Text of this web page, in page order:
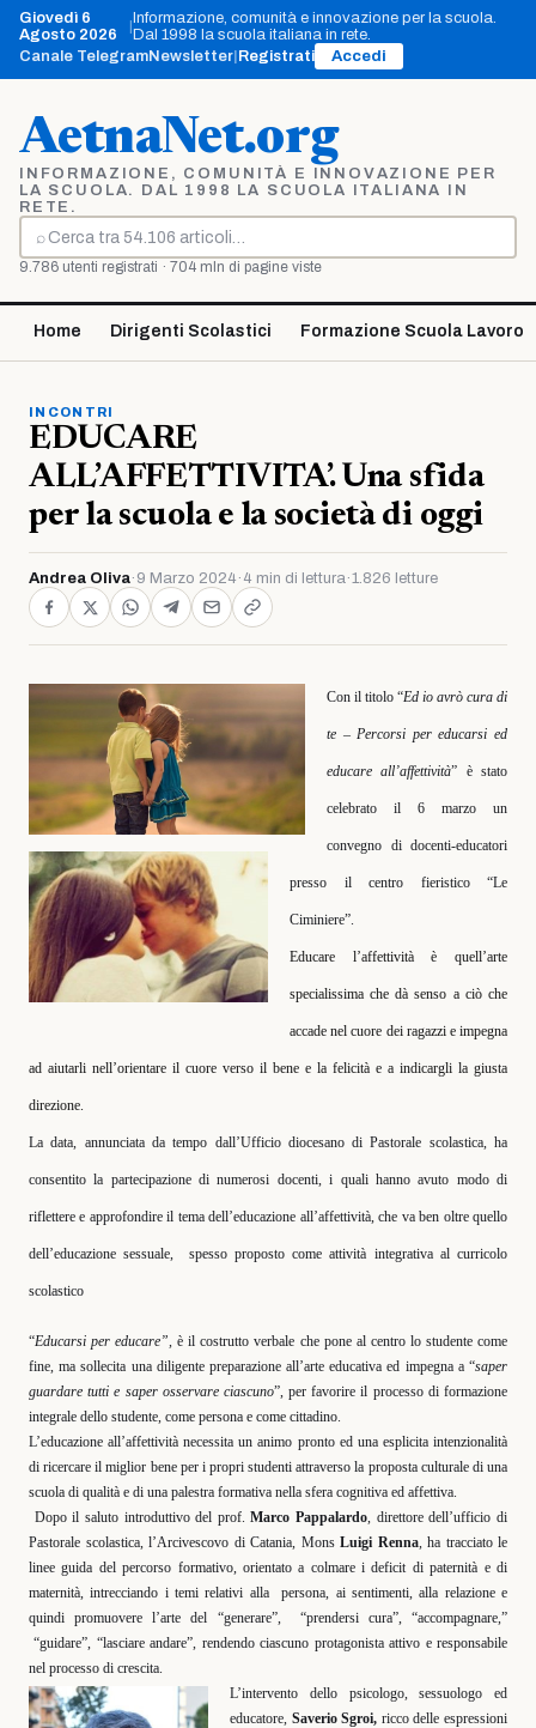
Vai
contenuto
Giovedì 6
Agosto 2026
Informazione, comunità e innovazione per la scuola.
Dal 1998 la scuola italiana in rete.
Canale TelegramNewsletter Registrati Accedi
AetnaNet.org
INFORMAZIONE, COMUNITÀ E INNOVAZIONE PER
LA SCUOLA. DAL 1998 LA SCUOLA ITALIANA IN
RETE.
⌕
Cerca
9.786 utenti registrati · 704 mln di pagine viste
Home Dirigenti Scolastici Formazione Scuola Lavoro
INCONTRI
EDUCARE
ALL’AFFETTIVITA’. Una sfida
per la scuola e la società di oggi
Andrea Oliva· 9 Marzo 2024 · 4 min di lettura·1.826 letture
Con il titolo “Ed io avrò cura di
te – Percorsi per educarsi ed
educare all’affettività” è stato
celebrato il 6 marzo un
convegno di docenti-educatori
presso il centro fieristico “Le
Ciminiere”.
Educare l’affettività è quell’arte
specialissima che dà senso a ciò che
accade nel cuore dei ragazzi e impegna
ad aiutarli nell’orientare il cuore verso il bene e la felicità e a indicargli la giusta
direzione.
La data, annunciata da tempo dall’Ufficio diocesano di Pastorale scolastica, ha
consentito la partecipazione di numerosi docenti, i quali hanno avuto modo di
riflettere e approfondire il tema dell’educazione all’affettività, che va ben oltre quello
dell’educazione sessuale, spesso proposto come attività integrativa al curricolo
scolastico
“Educarsi per educare”, è il costrutto verbale che pone al centro lo studente come
fine, ma sollecita una diligente preparazione all’arte educativa ed impegna a “saper
guardare tutti e saper osservare ciascuno”, per favorire il processo di formazione
integrale dello studente, come persona e come cittadino.
L’educazione all’affettività necessita un animo pronto ed una esplicita intenzionalità
di ricercare il miglior bene per i propri studenti attraverso la proposta culturale di una
scuola di qualità e di una palestra formativa nella sfera cognitiva ed affettiva.
Dopo il saluto introduttivo del prof.Marco Pappalardo , direttore dell’ufficio di
Pastorale scolastica, l’Arcivescovo di Catania, Mons Luigi Renna, ha tracciato le
linee guida del percorso formativo, orientato a colmare i deficit di paternità e di
maternità, intrecciando i temi relativi alla
persona, ai sentimenti, alla relazione e
quindi promuovere l’arte del “generare”,
“prendersi cura”, “accompagnare,”
“guidare”, “lasciare andare”, rendendo ciascuno protagonista attivo e responsabile
nel processo di crescita.
L’intervento dello psicologo, sessuologo ed
educatore, Saverio Sgroi, ricco delle espressioni